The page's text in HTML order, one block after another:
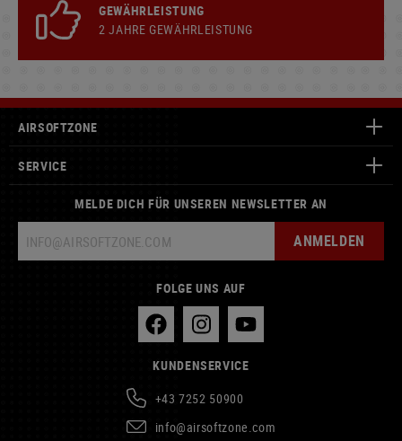
GEWÄHRLEISTUNG
2 JAHRE GEWÄHRLEISTUNG
AIRSOFTZONE
SERVICE
MELDE DICH FÜR UNSEREN NEWSLETTER AN
ANMELDEN
FOLGE UNS AUF
KUNDENSERVICE
+43 7252 50900
info@airsoftzone.com